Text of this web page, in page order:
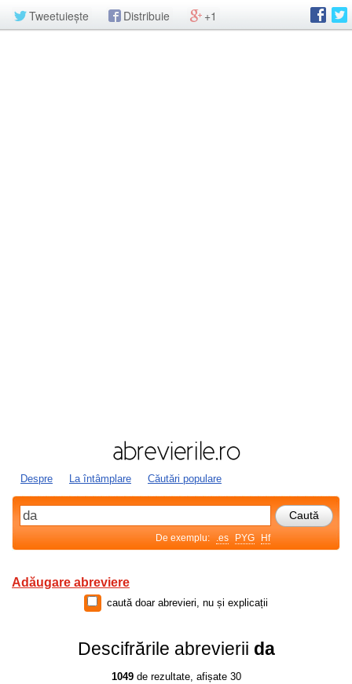
Tweetuiește Distribuie +1
Despre La întâmplare Căutări populare
De exemplu: .es PYG Hf
Adăugare abreviere
caută doar abrevieri, nu și explicații
Descifrările abrevierii da
1049de rezultate, afișate 30